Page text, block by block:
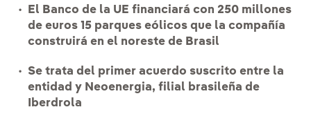
El Banco de la UE financiará con 250 millones
de euros 15 parques eólicos que la compañía
construirá en el noreste de Brasil
Se trata del primer acuerdo suscrito entre la
entidad y Neoenergia, filial brasileña de
Iberdrola